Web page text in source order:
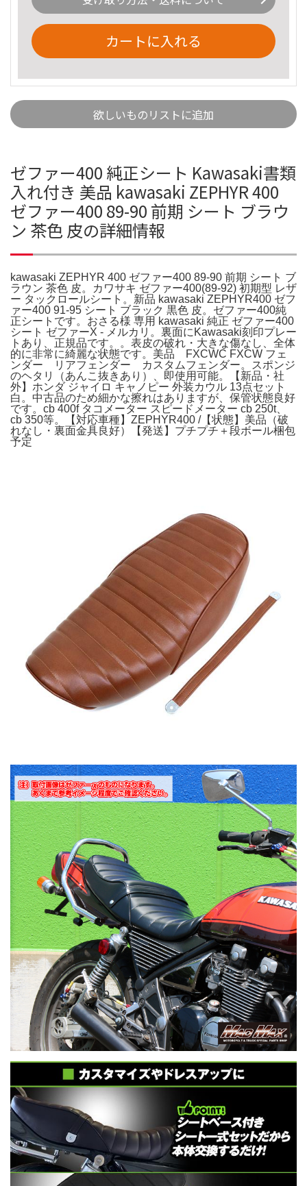
カートに入れる
欲しいものリストに追加
ゼファー400 純正シート Kawasaki書類
入れ付き 美品 kawasaki ZEPHYR 400
ゼファー400 89-90 前期 シート ブラウ
ン 茶色 皮の詳細情報
kawasaki ZEPHYR 400 ゼファー400 89-90 前期 シート ブ
ラウン 茶色 皮。カワサキ ゼファー400(89-92) 初期型 レザ
ー タックロールシート。新品 kawasaki ZEPHYR400 ゼフ
ァー400 91-95 シート ブラック 黒色 皮。ゼファー400純
正シートです。おさる様 専用 kawasaki 純正 ゼファー400
シート ゼファーX - メルカリ。裏面にKawasaki刻印プレー
トあり、正規品です。。表皮の破れ・大きな傷なし、全体
的に非常に綺麗な状態です。美品 FXCWC FXCW フェ
ンダー リアフェンダー カスタムフェンダー。スポンジ
のヘタリ（あんこ抜きあり）、即使用可能。【新品・社
外】ホンダ ジャイロ キャノピー 外装カウル 13点セット
白。中古品のため細かな擦れはありますが、保管状態良好
です。cb 400f タコメーター スピードメーター cb 250t、
cb 350等。【対応車種】ZEPHYR400 /【状態】美品（破
れなし・裏面金具良好）【発送】プチプチ＋段ボール梱包
予定